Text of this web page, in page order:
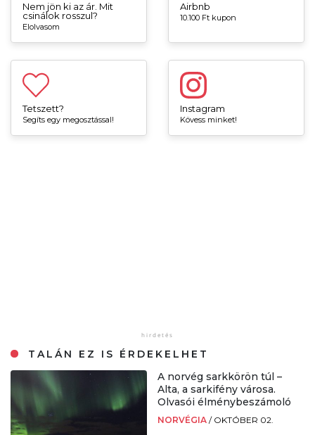
Nem jön ki az ár. Mit
csinálok rosszul?
Elolvasom
Airbnb
10.100 Ft kupon
Tetszett?
Segíts egy megosztással!
Instagram
Kövess minket!
TALÁN EZ IS ÉRDEKELHET
A norvég sarkkörön túl –
Alta, a sarkifény városa.
Olvasói élménybeszámoló
NORVÉGIA / OKTÓBER 02.